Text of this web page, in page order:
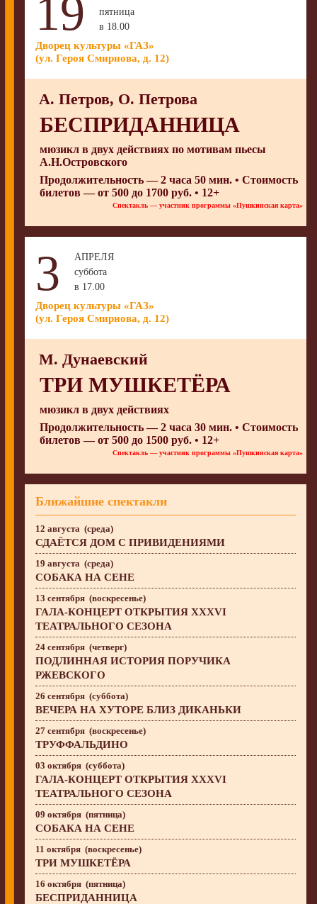
19
пятница
в 18.00
Дворец культуры «ГАЗ»
(ул. Героя Смирнова, д. 12)
А. Петров, О. Петрова
БЕСПРИДАННИЦА
мюзикл в двух действиях по мотивам пьесы
А.Н.Островского
Продолжительность — 2 часа 50 мин. • Стоимость
билетов — от 500 до 1700 руб. • 12+
Спектакль — участник программы «Пушкинская карта»
3
АПРЕЛЯ
суббота
в 17.00
Дворец культуры «ГАЗ»
(ул. Героя Смирнова, д. 12)
М. Дунаевский
ТРИ МУШКЕТЁРА
мюзикл в двух действиях
Продолжительность — 2 часа 30 мин. • Стоимость
билетов — от 500 до 1500 руб. • 12+
Спектакль — участник программы «Пушкинская карта»
Ближайшие спектакли
12 августа (среда)
СДАЁТСЯ ДОМ С ПРИВИДЕНИЯМИ
19 августа (среда)
СОБАКА НА СЕНЕ
13 сентября (воскресенье)
ГАЛА-КОНЦЕРТ ОТКРЫТИЯ XXXVI
ТЕАТРАЛЬНОГО СЕЗОНА
24 сентября (четверг)
ПОДЛИННАЯ ИСТОРИЯ ПОРУЧИКА
РЖЕВСКОГО
26 сентября (суббота)
ВЕЧЕРА НА ХУТОРЕ БЛИЗ ДИКАНЬКИ
27 сентября (воскресенье)
ТРУФФАЛЬДИНО
03 октября (суббота)
ГАЛА-КОНЦЕРТ ОТКРЫТИЯ XXXVI
ТЕАТРАЛЬНОГО СЕЗОНА
09 октября (пятница)
СОБАКА НА СЕНЕ
11 октября (воскресенье)
ТРИ МУШКЕТЁРА
16 октября (пятница)
БЕСПРИДАННИЦА